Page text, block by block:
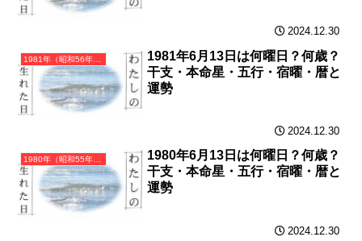
2024.12.30
1981年（昭和56年）辛酉（かのととり）・酉年（とり年）カレンダー（月曜はじまり）
1981年6月13日は何曜日？何歳？
干支・本命星・五行・宿曜・暦と
運勢
2024.12.30
1980年（昭和55年）庚申（かのえさる）・申年（さる年）カレンダー（月曜はじまり）
1980年6月13日は何曜日？何歳？
干支・本命星・五行・宿曜・暦と
運勢
2024.12.30